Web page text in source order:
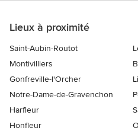
Lieux à proximité
Saint-Aubin-Routot
Montivilliers
Gonfreville-l'Orcher
Notre-Dame-de-Gravenchon
Harfleur
Honfleur